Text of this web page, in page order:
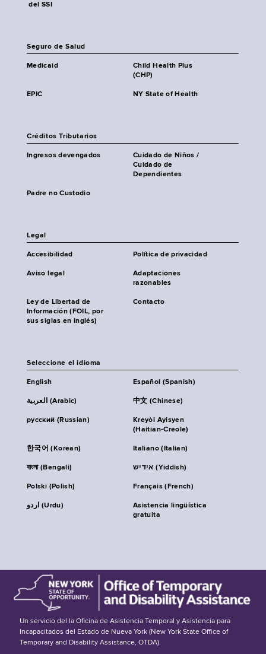
del SSI
Seguro de Salud
Medicaid
Child Health Plus
(CHP)
EPIC NY State of Health
Créditos Tributarios
Ingresos devengados
Cuidado de Niños /
Cuidado de
Dependientes
Padre no Custodio
Legal
Accesibilidad Política de privacidad
Aviso legal
Adaptaciones
razonables
Ley de Libertad de
Información (FOIL, por
sus siglas en inglés)
Contacto
Seleccione el idioma
English Español (Spanish)
العربية (Arabic) 中文 (Chinese)
русский (Russian)
Kreyòl Ayisyen
(Haitian-Creole)
한국어 (Korean) Italiano (Italian)
বাংলা (Bengali) אידיש (Yiddish)
Polski (Polish) Français (French)
اردو (Urdu)
Asistencia lingüística
gratuita
Un servicio del la Oficina de Asistencia Temporal y Asistencia para
Incapacitados del Estado de Nueva York (New York State Office of
Temporary and Disability Assistance, OTDA).